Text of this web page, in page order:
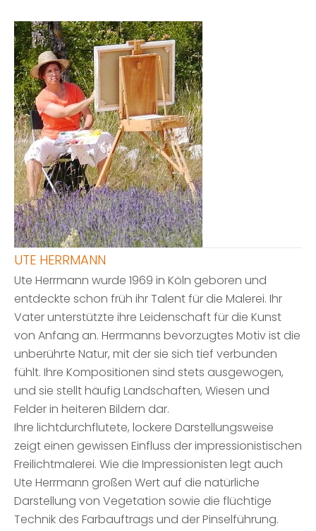
UTE HERRMANN
Ute Herrmann wurde 1969 in Köln geboren und
entdeckte schon früh ihr Talent für die Malerei. Ihr
Vater unterstützte ihre Leidenschaft für die Kunst
von Anfang an. Herrmanns bevorzugtes Motiv ist die
unberührte Natur, mit der sie sich tief verbunden
fühlt. Ihre Kompositionen sind stets ausgewogen,
und sie stellt häufig Landschaften, Wiesen und
Felder in heiteren Bildern dar.
Ihre lichtdurchflutete, lockere Darstellungsweise
zeigt einen gewissen Einfluss der impressionistischen
Freilichtmalerei. Wie die Impressionisten legt auch
Ute Herrmann großen Wert auf die natürliche
Darstellung von Vegetation sowie die flüchtige
Technik des Farbauftrags und der Pinselführung.